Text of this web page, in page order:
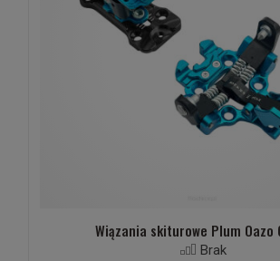
Wiązania skiturowe Plum Oazo
Brak